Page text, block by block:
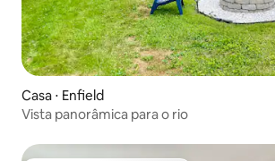
Casa ⋅ Enfield
Vista panorâmica para o rio